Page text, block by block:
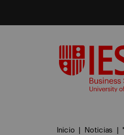
Inicio Noticias